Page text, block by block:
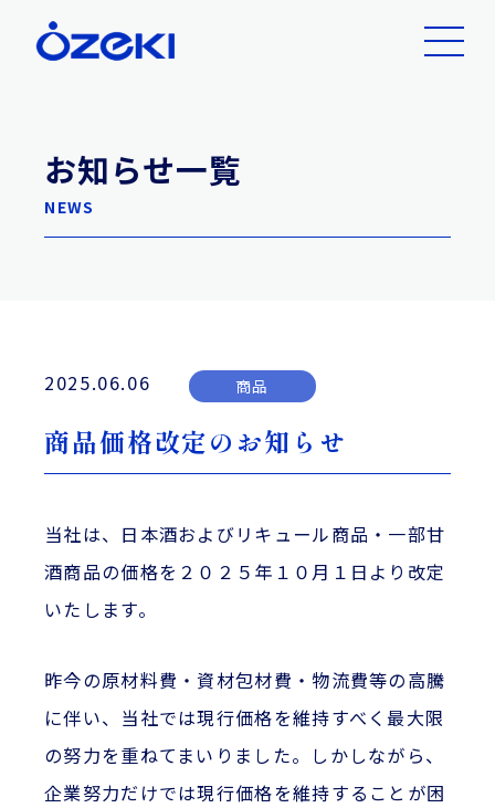
お知らせ一覧
NEWS
2025.06.06 商品
商品価格改定のお知らせ
当社は、日本酒およびリキュール商品・一部甘
酒商品の価格を２０２５年１０月１日より改定
いたします。
昨今の原材料費・資材包材費・物流費等の高騰
に伴い、当社では現行価格を維持すべく最大限
の努力を重ねてまいりました。しかしながら、
企業努力だけでは現行価格を維持することが困